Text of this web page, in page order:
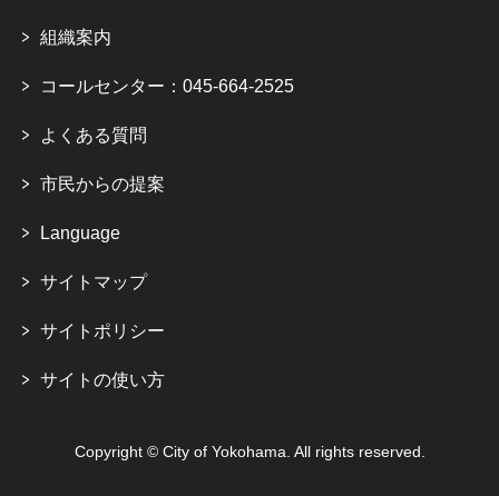
組織案内
コールセンター：045-664-2525
よくある質問
市民からの提案
Language
サイトマップ
サイトポリシー
サイトの使い方
Copyright © City of Yokohama. All rights reserved.